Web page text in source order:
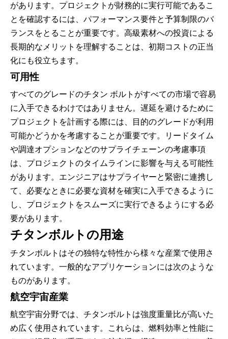
があります。プロジェクトが財務的に実行可能であるこ
とを確認するには、パフォーマンス要件と予算制限のバ
ランスをとることが重要です。高級素材への投資による
長期的なメリットを理解することは、初期コストの正当
化にも役立ちます。
可用性
すべてのグレードのチタン ボルトがすべての市場で容易
に入手できるわけではありません。遅延を避けるために
プロジェクトを計画する際には、目的のグレードが利用
可能かどうかを考慮することが重要です。リードタイム
や調達オプションなどのサプライチェーンの考慮事項
は、プロジェクトのタイムラインに影響を与える可能性
があります。エンジニアはサプライヤーと緊密に連携し
て、必要なときに必要な資材を確実に入手できるように
し、プロジェクトをスムーズに実行できるようにする必
要があります。
チタンボルトの用途
チタンボルトはその独特な特性から様々な産業で使用さ
れています。一般的なアプリケーションには次のような
ものがあります。
航空宇宙産業
航空宇宙分野では、チタンボルトは強度重量比が高いた
め広く使用されています。これらは、燃料効率と性能に